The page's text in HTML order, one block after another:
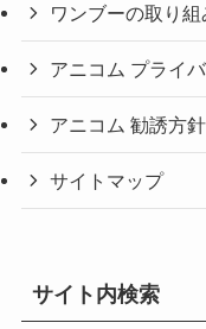
ワンブーの取り組
アニコム プライ
アニコム 勧誘方針
サイトマップ
サイト内検索